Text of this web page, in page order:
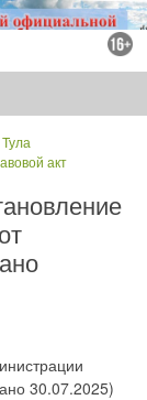
акт
30.07.2025)